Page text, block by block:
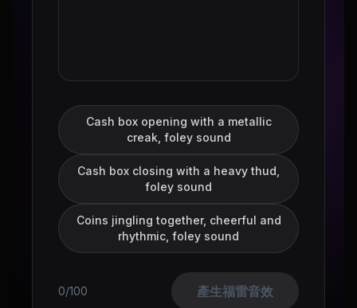
Cash box opening with a metallic
creak, foley sound
Cash box closing with a heavy thud,
foley sound
Coins jingling together, cheerful and
rhythmic, foley sound
0/100 產生福雷音效